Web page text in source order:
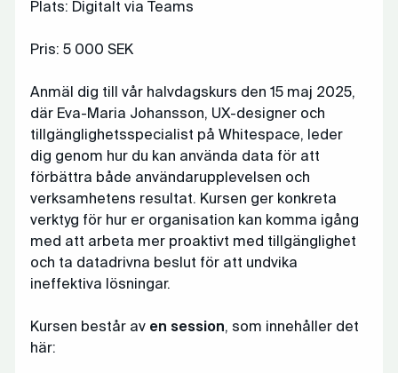
Plats: Digitalt via Teams
Pris: 5 000 SEK
Anmäl dig till vår halvdagskurs den 15 maj 2025,
där Eva-Maria Johansson, UX-designer och
tillgänglighetsspecialist på Whitespace, leder
dig genom hur du kan använda data för att
förbättra både användarupplevelsen och
verksamhetens resultat. Kursen ger konkreta
verktyg för hur er organisation kan komma igång
med att arbeta mer proaktivt med tillgänglighet
och ta datadrivna beslut för att undvika
ineffektiva lösningar.
Kursen består av en session, som innehåller det
här: